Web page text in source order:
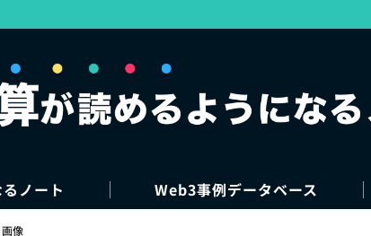
ノート Web3事例データベース
像